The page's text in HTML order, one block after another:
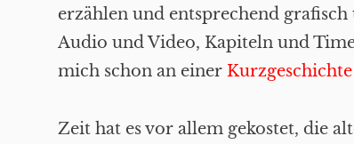
erzählen und entsprechend
Audio und Video, Kapiteln und
mich schon an einer Kurzgeschichte
Zeit hat es vor allem gekostet, die